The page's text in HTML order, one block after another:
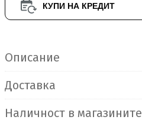
КУПИ НА КРЕДИТ
Описание
Доставка
Наличност в магазините